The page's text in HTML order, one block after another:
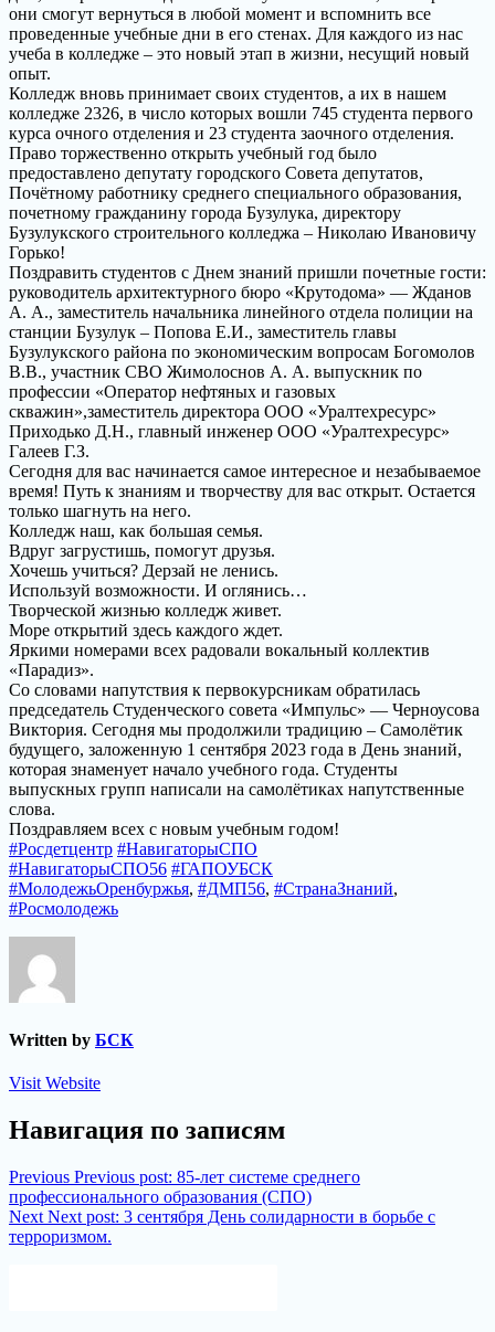
они смогут вернуться в любой момент и вспомнить все
проведенные учебные дни в его стенах. Для каждого из нас
учеба в колледже – это новый этап в жизни, несущий новый
опыт.
Колледж вновь принимает своих студентов, а их в нашем
колледже 2326, в число которых вошли 745 студента первого
курса очного отделения и 23 студента заочного отделения.
Право торжественно открыть учебный год было
предоставлено депутату городского Совета депутатов,
Почётному работнику среднего специального образования,
почетному гражданину города Бузулука, директору
Бузулукского строительного колледжа – Николаю Ивановичу
Горько!
Поздравить студентов с Днем знаний пришли почетные гости:
руководитель архитектурного бюро «Крутодома» — Жданов
А. А., заместитель начальника линейного отдела полиции на
станции Бузулук – Попова Е.И., заместитель главы
Бузулукского района по экономическим вопросам Богомолов
В.В., участник СВО Жимолоснов А. А. выпускник по
профессии «Оператор нефтяных и газовых
скважин»,заместитель директора ООО «Уралтехресурс»
Приходько Д.Н., главный инженер ООО «Уралтехресурс»
Галеев Г.З.
Сегодня для вас начинается самое интересное и незабываемое
время! Путь к знаниям и творчеству для вас открыт. Остается
только шагнуть на него.
Колледж наш, как большая семья.
Вдруг загрустишь, помогут друзья.
Хочешь учиться? Дерзай не ленись.
Используй возможности. И оглянись…
Творческой жизнью колледж живет.
Море открытий здесь каждого ждет.
Яркими номерами всех радовали вокальный коллектив
«Парадиз».
Со словами напутствия к первокурсникам обратилась
председатель Студенческого совета «Импульс» — Черноусова
Виктория. Сегодня мы продолжили традицию – Самолётик
будущего, заложенную 1 сентября 2023 года в День знаний,
которая знаменует начало учебного года. Студенты
выпускных групп написали на самолётиках напутственные
слова.
Поздравляем всех с новым учебным годом!
#Росдетцентр #НавигаторыСПО
#НавигаторыСПО56 #ГАПОУБСК
#МолодежьОренбуржья, #ДМП56, #СтранаЗнаний,
#Росмолодежь
Written by БСК
Visit Website
Навигация по записям
Previous Previous post: 85-лет системе среднего
профессионального образования (СПО)
Next Next post: 3 сентября День солидарности в борьбе с
терроризмом.